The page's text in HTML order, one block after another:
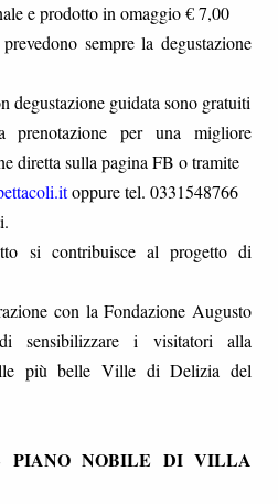
e prodotto in omaggio € 7,00
sempre la degustazione
degustazione guidata sono gratuiti
per una migliore
diretta sulla pagina FB o tramite
oppure tel. 0331548766
si contribuisce al progetto di
con la Fondazione Augusto
sensibilizzare i visitatori alla
più belle Ville di Delizia del
PIANO NOBILE DI VILLA